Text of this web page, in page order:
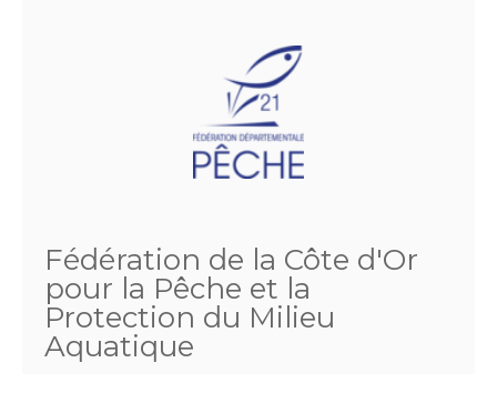
Fédération de la Côte d'Or
pour la Pêche et la
Protection du Milieu
Aquatique